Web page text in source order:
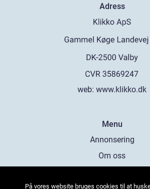
Adress
web: www.klikko.dk
Menu
Annonsering
Om oss
På vores website bruges cookies til at